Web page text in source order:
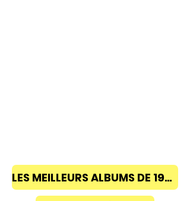
LES MEILLEURS ALBUMS DE 1968 à 2018